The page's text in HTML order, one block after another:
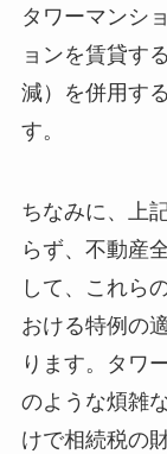
タワーマンシ
ョンを賃貸す
減）を併用す
す。
ちなみに、上
らず、不動産
して、これら
おける特例の
ります。タワ
のような煩雑
けで相続税の